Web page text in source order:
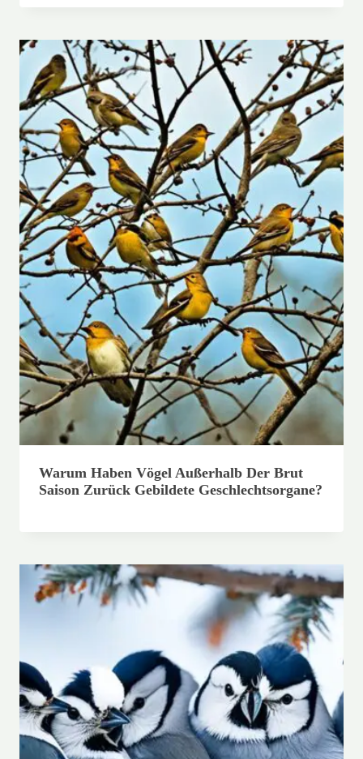
Warum Haben Vögel Außerhalb Der Brut
Saison Zurück Gebildete Geschlechtsorgane?